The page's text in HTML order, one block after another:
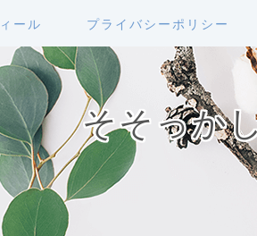
ール プライバシーポリシー
そそっか